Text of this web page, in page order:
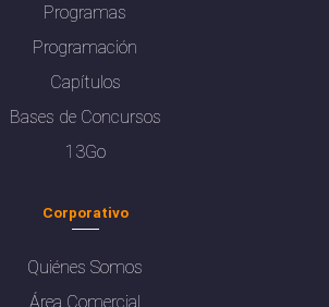
Programas
Programación
Capítulos
Bases de Concursos
13Go
Corporativo
Quiénes Somos
Área Comercial